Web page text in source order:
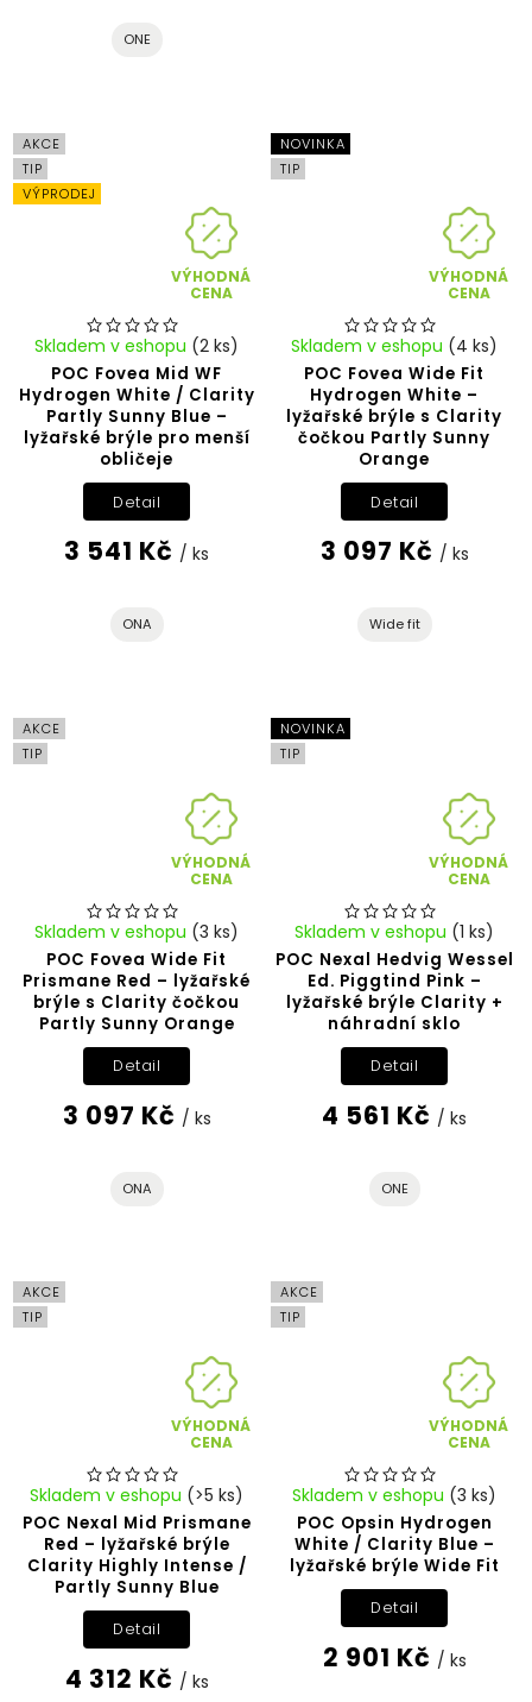
ONE
AKCE
TIP
VÝPRODEJ
VÝHODNÁ
CENA
POC Fovea Mid WF
Hydrogen White / Clarity
Partly Sunny Blue –
lyžařské brýle pro menší
obličeje
Skladem v eshopu (2 ks)
3 541 Kč / ks
Detail
ONA
NOVINKA
TIP
VÝHODNÁ
CENA
POC Fovea Wide Fit
Hydrogen White –
lyžařské brýle s Clarity
čočkou Partly Sunny
Orange
Skladem v eshopu (4 ks)
3 097 Kč / ks
Detail
Wide fit
AKCE
TIP
VÝHODNÁ
CENA
POC Fovea Wide Fit
Prismane Red – lyžařské
brýle s Clarity čočkou
Partly Sunny Orange
Skladem v eshopu (3 ks)
3 097 Kč / ks
Detail
ONA
NOVINKA
TIP
VÝHODNÁ
CENA
POC Nexal Hedvig Wessel
Ed. Piggtind Pink –
lyžařské brýle Clarity +
náhradní sklo
Skladem v eshopu (1 ks)
4 561 Kč / ks
Detail
ONE
AKCE
TIP
VÝHODNÁ
CENA
POC Nexal Mid Prismane
Red – lyžařské brýle
Clarity Highly Intense /
Partly Sunny Blue
Skladem v eshopu (>5 ks)
4 312 Kč / ks
Detail
AKCE
TIP
VÝHODNÁ
CENA
POC Opsin Hydrogen
White / Clarity Blue –
lyžařské brýle Wide Fit
Skladem v eshopu (3 ks)
2 901 Kč / ks
Detail